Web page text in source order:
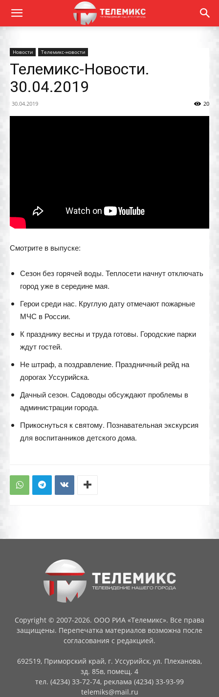
Новости Телемикс-новости
Телемикс-Новости.
30.04.2019
30.04.2019 20
Смотрите в выпуске:
Сезон без горячей воды. Теплосети начнут отключать
город уже в середине мая.
Герои среди нас. Круглую дату отмечают пожарные
МЧС в России.
К празднику весны и труда готовы. Городские парки
ждут гостей.
Не штраф, а поздравление. Праздничный рейд на
дорогах Уссурийска.
Дачный сезон. Садоводы обсуждают проблемы в
администрации города.
Прикоснуться к святому. Познавательная экскурсия
для воспитанников детского дома.
Copyright © 2007-2026. ООО РИА «Телемикс». Все права
защищены. Перепечатка материалов возможна после
согласования с редакцией.
692519, Приморский край, г. Уссурийск, ул. Плеханова,
зд. 85в, помещ. 4
тел. (4234) 33-72-74, реклама (4234) 33-93-99
telemiks@mail.ru